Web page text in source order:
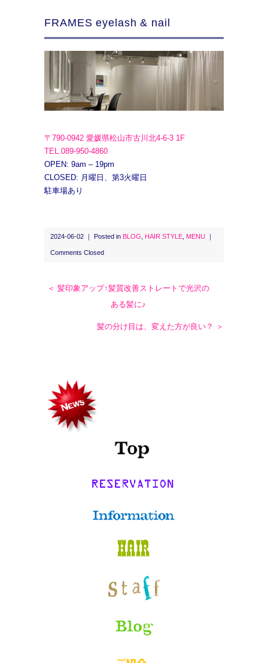
FRAMES eyelash & nail
〒790-0942 愛媛県松山市古川北4-6-3 1F
TEL.089-950-4860
OPEN: 9am – 19pm
CLOSED: 月曜日、第3火曜日
駐車場あり
2024-06-02 ｜ Posted in BLOG HAIR STYLE MENU
Comments Closed
＜ 髪印象アップ↑髪質改善ストレートで光沢の
ある髪に♪
髪の分け目は、変えた方が良い？ ＞